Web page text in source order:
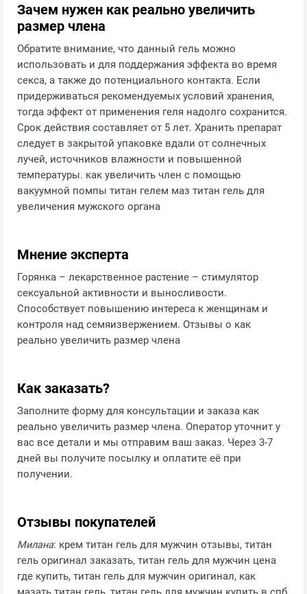
Зачем нужен как реально увеличить
размер члена
Обратите внимание, что данный гель можно
использовать и для поддержания эффекта во время
секса, а также до потенциального контакта. Если
придерживаться рекомендуемых условий хранения,
тогда эффект от применения геля надолго сохранится.
Срок действия составляет от 5 лет. Хранить препарат
следует в закрытой упаковке вдали от солнечных
лучей, источников влажности и повышенной
температуры. как увеличить член с помощью
вакуумной помпы титан гелем маз титан гель для
увеличения мужского органа
Мнение эксперта
Горянка – лекарственное растение – стимулятор
сексуальной активности и выносливости.
Способствует повышению интереса к женщинам и
контроля над семяизвержением. Отзывы о как
реально увеличить размер члена
Как заказать?
Заполните форму для консультации и заказа как
реально увеличить размер члена. Оператор уточнит у
вас все детали и мы отправим ваш заказ. Через 3-7
дней вы получите посылку и оплатите её при
получении.
Отзывы покупателей
Милана: крем титан гель для мужчин отзывы, титан
гель оригинал заказать, титан гель для мужчин цена
где купить, титан гель для мужчин оригинал, как